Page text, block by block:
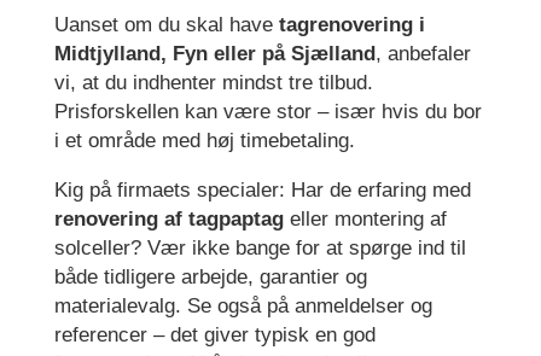
Uanset om du skal have tagrenovering i
Midtjylland, Fyn eller på Sjælland, anbefaler
vi, at du indhenter mindst tre tilbud.
Prisforskellen kan være stor – især hvis du bor
i et område med høj timebetaling.
Kig på firmaets specialer: Har de erfaring med
renovering af tagpaptageller montering af
solceller? Vær ikke bange for at spørge ind til
både tidligere arbejde, garantier og
materialevalg. Se også på anmeldelser og
referencer – det giver typisk en god